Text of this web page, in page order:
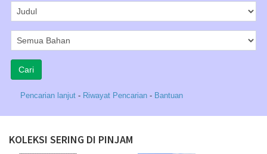
Pencarian lanjut - Riwayat Pencarian - Bantuan
KOLEKSI SERING DI PINJAM